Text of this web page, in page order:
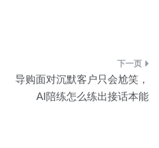
导购面对沉默客户只会尬笑，
AI陪练怎么练出接话本能